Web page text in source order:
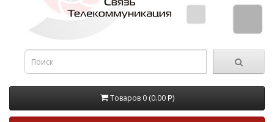
Товаров 0 (0.00 Ᵽ)